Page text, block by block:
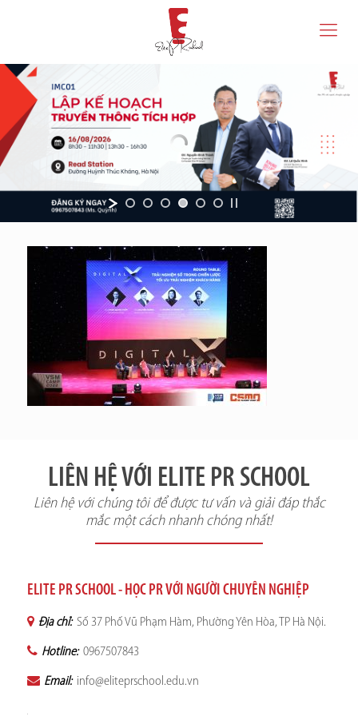
LIÊN HỆ VỚI ELITE PR SCHOOL
Liên hệ với chúng tôi để được tư vấn và giải đáp thắc
mắc một cách nhanh chóng nhất!
ELITE PR SCHOOL - HỌC PR VỚI NGƯỜI CHUYÊN NGHIỆP
Địa chỉ: Số 37 Phố Vũ Phạm Hàm, Phường Yên Hòa, TP Hà Nội.
Hotline: 0967507843
Email: info@eliteprschool.edu.vn